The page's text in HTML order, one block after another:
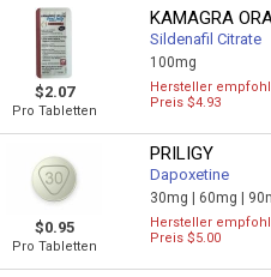
$2.07
Pro Tabletten
KAMAGRA
Sildenafil Citrate
100mg
Hersteller
Preis $4.93
$0.95
Pro Tabletten
PRILIGY
Dapoxetine
30mg | 60mg |
Hersteller
Preis $5.00